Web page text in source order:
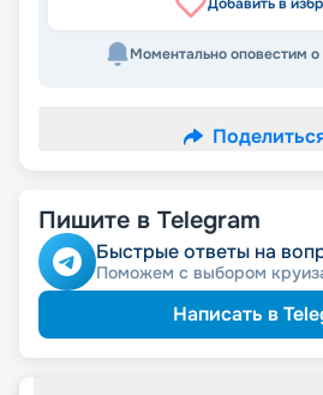
Добавить в
Моментально оповестим
Пишите в Telegram
Быстрые ответы на
Поможем с выбором
Написать в